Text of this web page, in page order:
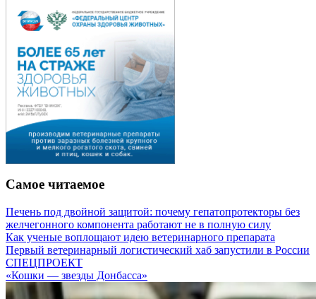
Самое читаемое
Печень под двойной защитой: почему гепатопротекторы без
желчегонного компонента работают не в полную силу
Как ученые воплощают идею ветеринарного препарата
Первый ветеринарный логистический хаб запустили в России
СПЕЦПРОЕКТ
«Кошки — звезды Донбасса»